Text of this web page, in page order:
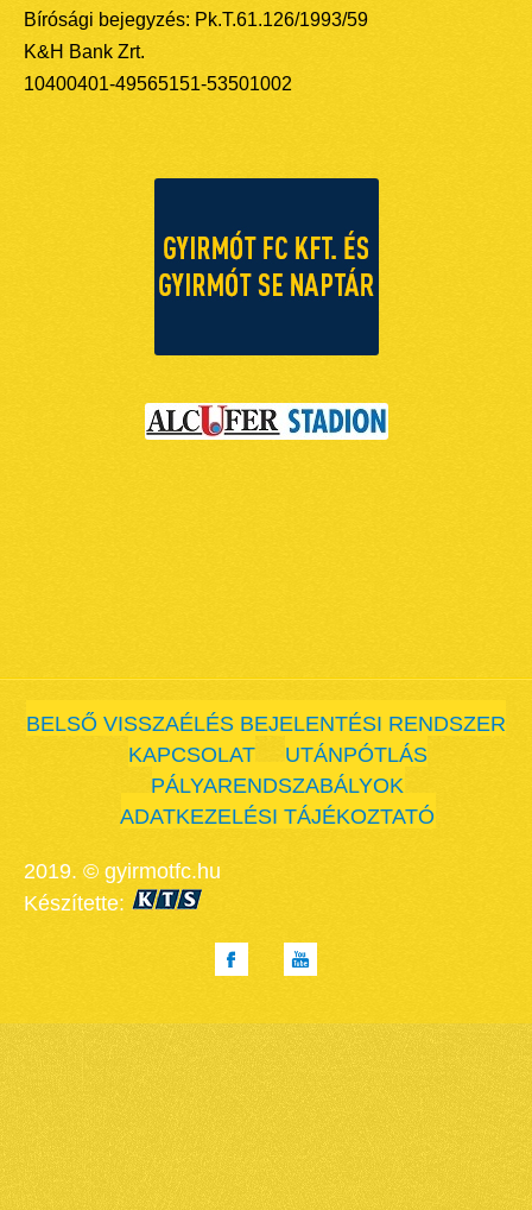
Bírósági bejegyzés: Pk.T.61.126/1993/59
K&H Bank Zrt.
10400401-49565151-53501002
BELSŐ VISSZAÉLÉS BEJELENTÉSI RENDSZER
KAPCSOLAT
UTÁNPÓTLÁS
PÁLYARENDSZABÁLYOK
ADATKEZELÉSI TÁJÉKOZTATÓ
2019. © gyirmotfc.hu
Készítette: